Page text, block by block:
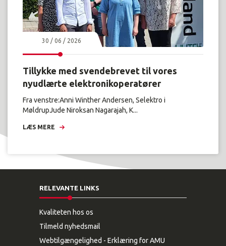
30 / 06 / 2026
Tillykke med svendebrevet til vores
nyudlærte elektronikoperatører
Fra venstre:Anni Winther Andersen, Selektro i
MøldrupJude Niroksan Nagarajah, K...
LÆS MERE
RELEVANTE LINKS
Kvaliteten hos os
Tilmeld nyhedsmail
Webtilgængelighed - Erklæring for AMU